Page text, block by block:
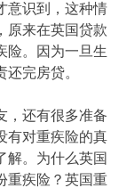
意识到，这种情
原来在英国贷款
险。因为一旦生
还完房贷。
，还有很多准备
有对重疾险的真
解。为什么英国
重疾险？英国重